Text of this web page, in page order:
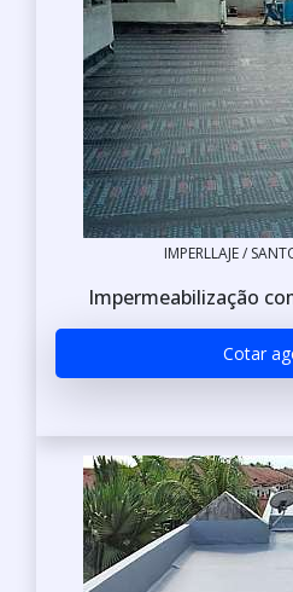
IMPERLLAJE /
Impermeabilização
Cotar